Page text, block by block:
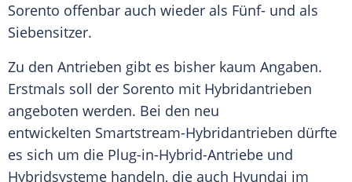
Sorento offenbar auch wieder als Fünf- und als
Siebensitzer.
Zu den Antrieben gibt es bisher kaum Angaben.
Erstmals soll der Sorento mit Hybridantrieben
angeboten werden. Bei den neu
entwickelten Smartstream-Hybridantrieben dürfte
es sich um die Plug-in-Hybrid-Antriebe und
Hybridsysteme handeln, die auch Hyundai im